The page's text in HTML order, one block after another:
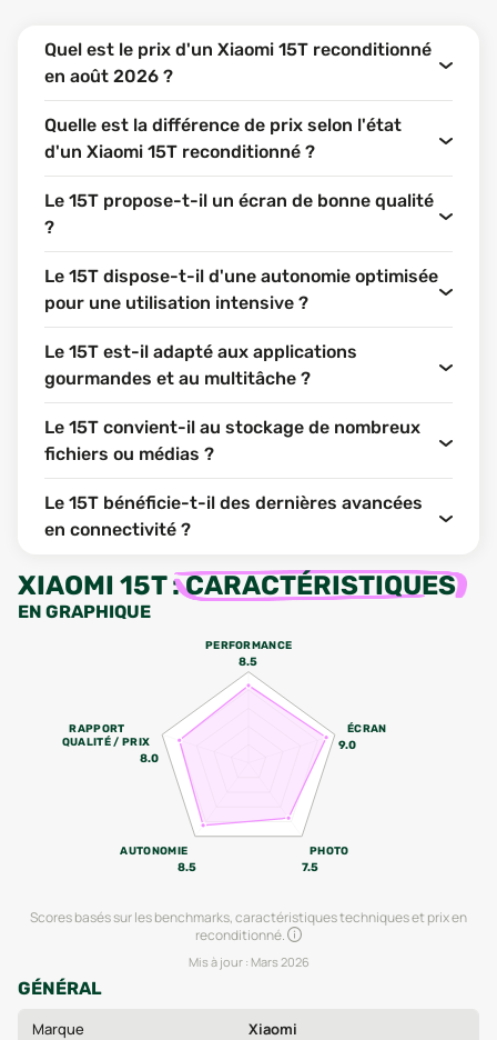
Quel est le prix d'un Xiaomi 15T reconditionné
en août 2026 ?
Quelle est la différence de prix selon l'état
d'un Xiaomi 15T reconditionné ?
Le 15T propose-t-il un écran de bonne qualité
?
Le 15T dispose-t-il d'une autonomie optimisée
pour une utilisation intensive ?
Le 15T est-il adapté aux applications
gourmandes et au multitâche ?
Le 15T convient-il au stockage de nombreux
fichiers ou médias ?
Le 15T bénéficie-t-il des dernières avancées
en connectivité ?
XIAOMI 15T:CARACTÉRISTIQUES
EN GRAPHIQUE
PERFORMANCE
8.5
ÉCRAN
9.0
PHOTO
7.5
AUTONOMIE
8.5
RAPPORT
QUALITÉ / PRIX
8.0
Scores basés sur les benchmarks, caractéristiques techniques et prix en
reconditionné.
Mis à jour : Mars 2026
GÉNÉRAL
Marque
Xiaomi